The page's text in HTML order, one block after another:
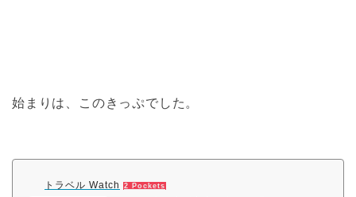
始まりは、このきっぷでした。
トラベル Watch 2 Pockets